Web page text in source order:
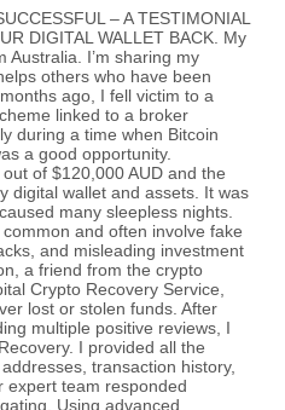
– A TESTIMONIAL
DIGITAL WALLET BACK. My
Australia. I’m sharing my
others who have been
ago, I fell victim to a
linked to a broker
during a time when Bitcoin
a good opportunity.
of $120,000 AUD and the
digital wallet and assets. It was
many sleepless nights.
and often involve fake
and misleading investment
a friend from the crypto
Crypto Recovery Service,
lost or stolen funds. After
multiple positive reviews, I
I provided all the
transaction history,
expert team responded
Using advanced